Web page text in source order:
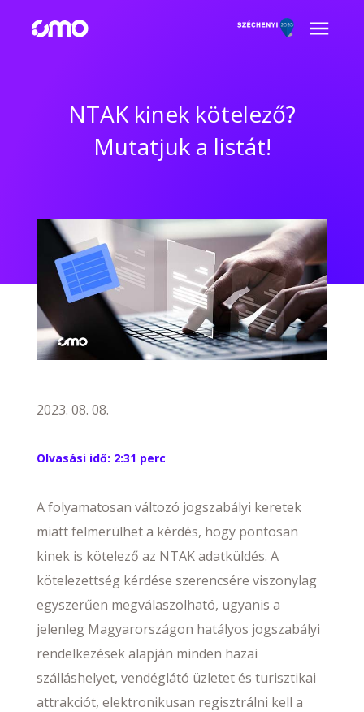
NTAK kinek kötelező?
Mutatjuk a listát!
2023. 08. 08.
Olvasási idő: 2:31 perc
A folyamatosan változó jogszabályi keretek
miatt felmerülhet a kérdés, hogy pontosan
kinek is kötelező az NTAK adatküldés. A
kötelezettség kérdése szerencsére viszonylag
egyszerűen megválaszolható, ugyanis a
jelenleg Magyarországon hatályos jogszabályi
rendelkezések alapján minden hazai
szálláshelyet, vendéglátó üzletet és turisztikai
attrakciót, elektronikusan regisztrálni kell a